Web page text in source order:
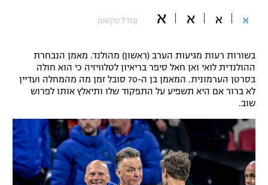
"מחצית בשכונה" – פודקאסט
משתתפים וזוכים בפרסים
תקנון משתתפים וזוכים בפרסים
תקנון עבור פעילות אלקטרה
תקנון עבור פעילות ספורט 1 – "מרלן"
טניס
גיימינג E-Sports
תנאי שימוש
אופניים
ספורט מוטורי
כדורמים
בייסבול MLB
ספורט אתגרי ואקסטרים
א א א א (גודל טקסט)
בשורות רעות מגיעות הערב (ראשון) מהולנד. מאמן הנבחרת
ההולנדית לואי ואן חאל סיפר בריאיון לטלוויזיה כי הוא חולה
בסרטן הערמונית. המאמן בן ה-70 סובל זמן מה מהמחלה ועדיין
לא ברור אם היא תשפיע על התפקוד שלו ותיאלץ אותו לפרוש
שוב.